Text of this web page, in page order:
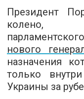
Президент
колено,
нового
назначения
только
Украины за